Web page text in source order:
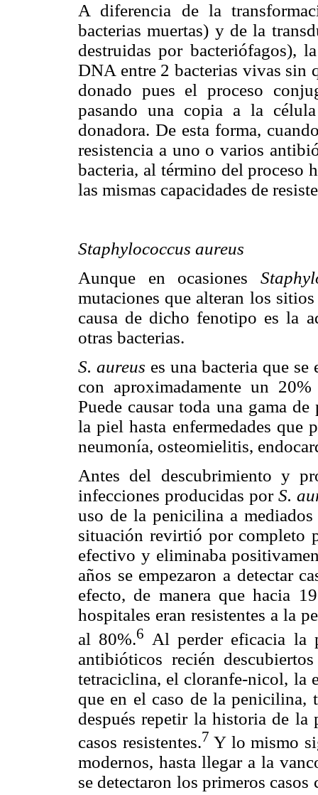
A diferencia de la
bacterias muertas) y de la
destruidas por bacteriófagos),
DNA entre 2 bacterias vivas sin
donado pues el proceso
pasando una copia a la
donadora. De esta forma,
resistencia a uno o varios
bacteria, al término del proceso
las mismas capacidades de
Staphylococcus aureus
Aunque en ocasiones
mutaciones que alteran los
causa de dicho fenotipo es la
otras bacterias.
S. aureus es una bacteria que
con aproximadamente un
Puede causar toda una gama
la piel hasta enfermedades que
neumonía, osteomielitis,
Antes del descubrimiento y
infecciones producidas por S.
uso de la penicilina a
situación revirtió por completo
efectivo y eliminaba
años se empezaron a detectar
efecto, de manera que hacia
hospitales eran resistentes a la
al 80%.6
Al perder eficacia la
antibióticos recién
tetraciclina, el cloranfe-nicol, la
que en el caso de la penicilina,
después repetir la historia de la
casos resistentes.7 Y lo mismo
modernos, hasta llegar a la
se detectaron los primeros